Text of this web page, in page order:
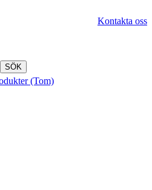
Kontakta oss
SÖK
(Tom)